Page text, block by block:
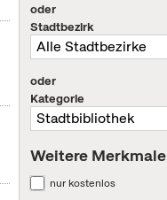
oder
Stadtbezirk
oder
Kategorie
Weitere Merkmale
nur kostenlos